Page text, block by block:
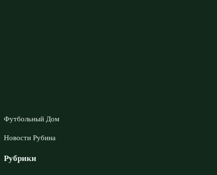
Футбольный Дом
Новости Рубина
Рубрики